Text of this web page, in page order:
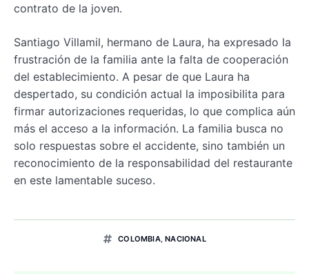
contrato de la joven.
Santiago Villamil, hermano de Laura, ha expresado la
frustración de la familia ante la falta de cooperación
del establecimiento. A pesar de que Laura ha
despertado, su condición actual la imposibilita para
firmar autorizaciones requeridas, lo que complica aún
más el acceso a la información. La familia busca no
solo respuestas sobre el accidente, sino también un
reconocimiento de la responsabilidad del restaurante
en este lamentable suceso.
COLOMBIA,NACIONAL